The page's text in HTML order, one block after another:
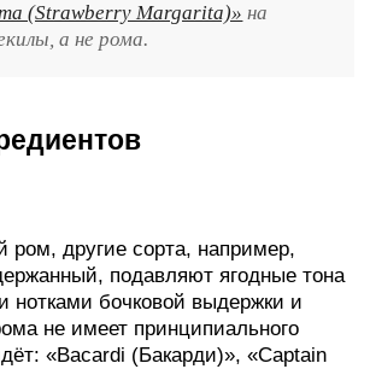
(Strawberry Margarita)» на
а не рома.
ром, другие сорта, например,
подавляют ягодные тона
нотками бочковой выдержки и
не имеет принципиального
«Bacardi (Бакарди)», «Captain